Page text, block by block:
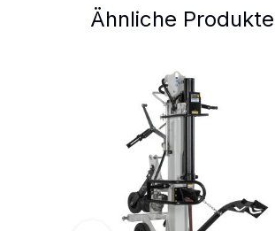
Ähnliche Produkte